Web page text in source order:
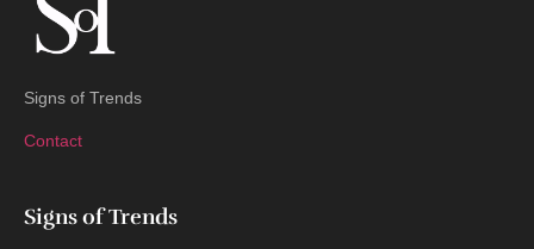
Signs of Trends
Contact
Signs of Trends